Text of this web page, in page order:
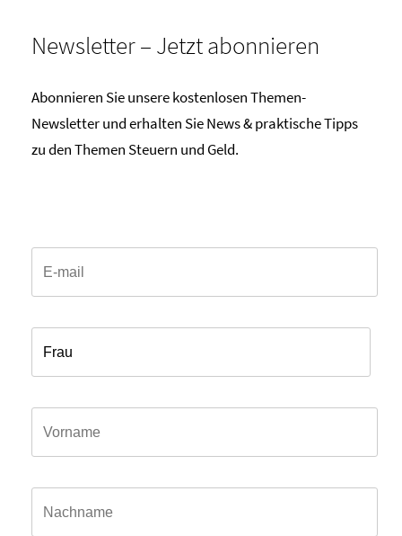
Newsletter – Jetzt abonnieren
Abonnieren Sie unsere kostenlosen Themen-
Newsletter und erhalten Sie News & praktische Tipps
zu den Themen Steuern und Geld.